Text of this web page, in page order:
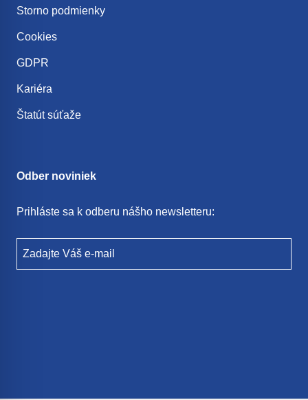
Storno podmienky
Cookies
GDPR
Kariéra
Štatút súťaže
Odber noviniek
Prihláste sa k odberu nášho newsletteru:
Zadajte Váš e-mail